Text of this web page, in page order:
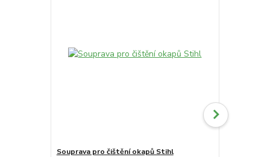
Souprava pro čištění okapů Stihl